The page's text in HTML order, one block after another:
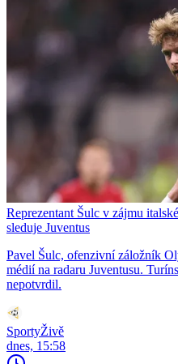
Reprezentant Šulc v zájmu
sleduje Juventus
Pavel Šulc, ofenzivní záložník
médií na radaru Juventusu.
nepotvrdil.
SportyŽivě
dnes, 15:58